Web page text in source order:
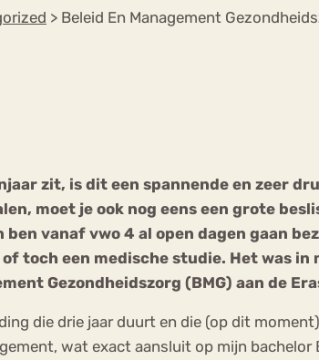
> Beleid En Management
zit, is dit een spannende en zeer
moet je ook nog eens een grote
vanaf vwo 4 al open dagen gaan
toch een medische studie. Het was in
Gezondheidszorg (BMG) aan de
die drie jaar duurt en die (op dit
wat exact aansluit op mijn
Angst